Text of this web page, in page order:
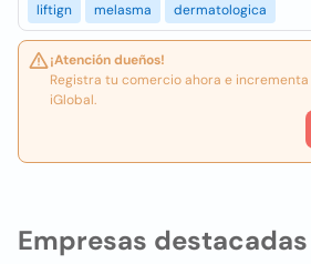
Empresas destacadas
liftign
melasma dermatologica
¡Atención dueños!
Registra tu comercio ahora e
iGlobal.